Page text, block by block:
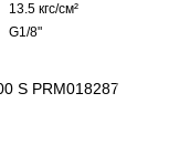
13.5 кгс/см²
G1/8"